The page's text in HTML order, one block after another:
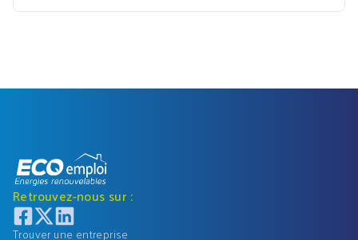
Retrouvez-nous sur :
Trouver une entreprise